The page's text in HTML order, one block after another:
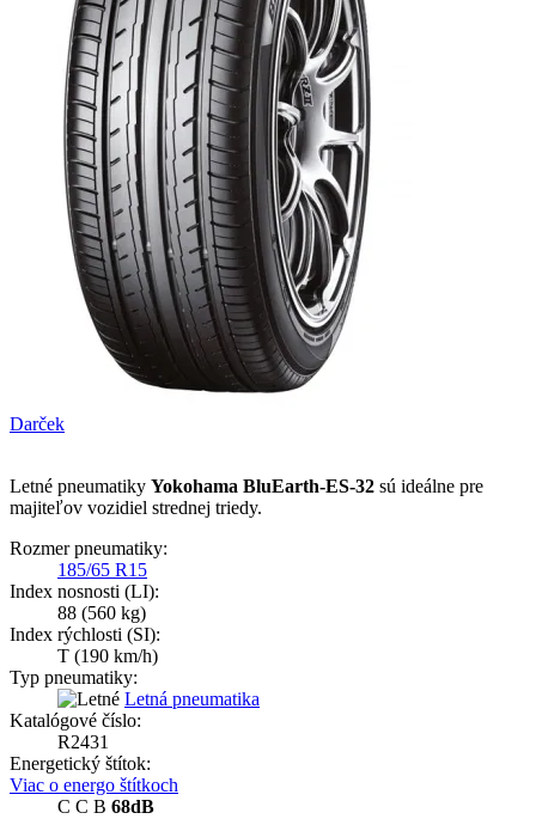
Darček
Letné pneumatiky Yokohama BluEarth-ES-32 sú ideálne pre
majiteľov vozidiel strednej triedy.
Rozmer pneumatiky:
185/65 R15
Index nosnosti (LI):
88 (560 kg)
Index rýchlosti (SI):
T (190 km/h)
Typ pneumatiky:
Letná pneumatika
Katalógové číslo:
R2431
Energetický štítok:
Viac o energo štítkoch
C C B 68dB